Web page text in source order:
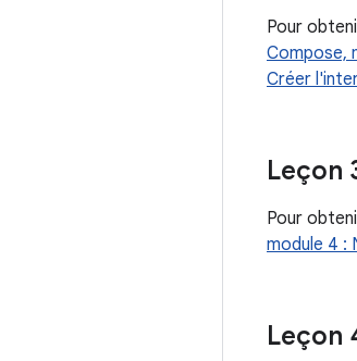
Pour
Compose,
Créer
Leçon
Pour
module 4 :
Leçon